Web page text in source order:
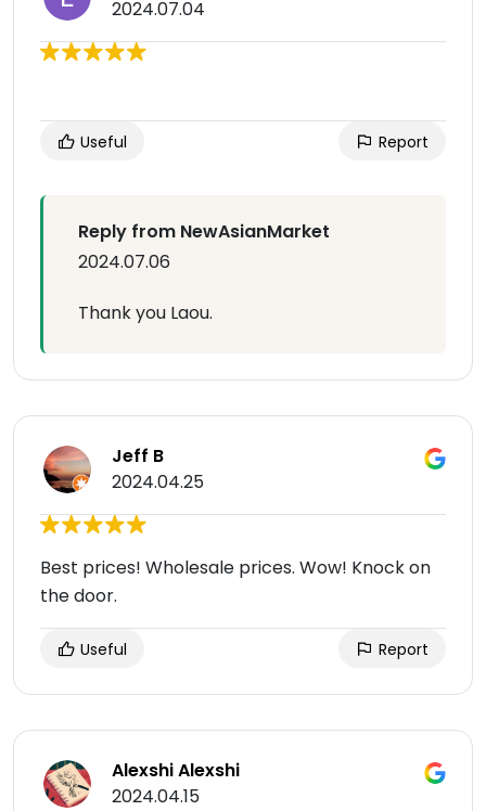
2024.07.04
Useful Report
Reply from NewAsianMarket
2024.07.06
Thank you Laou.
Jeff B
2024.04.25
Best prices! Wholesale prices. Wow! Knock on
the door.
Useful Report
Alexshi Alexshi
2024.04.15